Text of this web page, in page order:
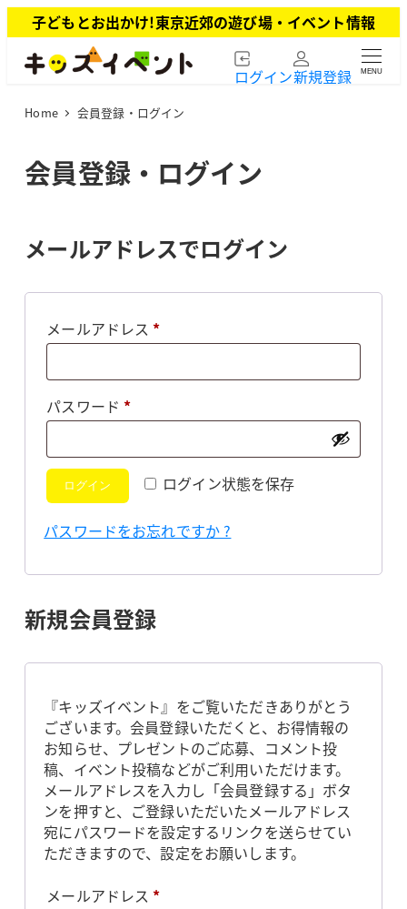
イ
子どもとお出かけ!東京近郊の遊び場・イベント情報
ログイン新規登録 MENU
Home 会員登録・ログイン
会員登録・ログイン
メールアドレスでログイン
メールアドレス *必
パスワード *必
ログイン状態を保存
ログイン
パスワードをお忘れですか ?
新規会員登録
『キッズイベント』をご覧いただきありがとう
ございます。会員登録いただくと、お得情報の
お知らせ、プレゼントのご応募、コメント投
稿、イベント投稿などがご利用いただけます。
メールアドレスを入力し「会員登録する」ボタ
ンを押すと、ご登録いただいたメールアドレス
宛にパスワードを設定するリンクを送らせてい
ただきますので、設定をお願いします。
メールアドレス *必